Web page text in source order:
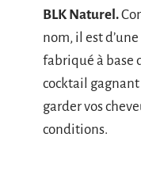
BLK Naturel.
nom, il est
fabriqué à base
cocktail
garder vos
conditions.